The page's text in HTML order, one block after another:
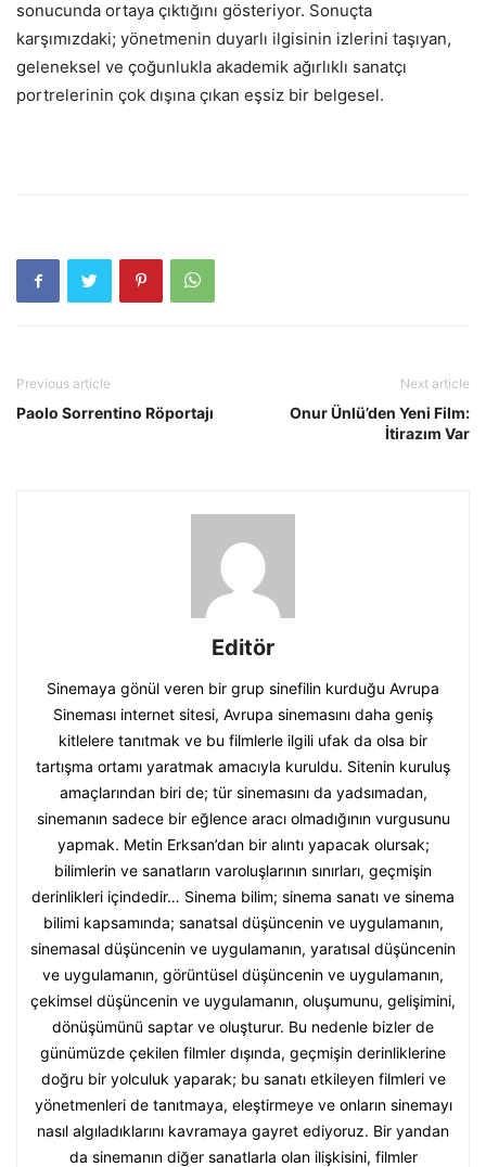
sonucunda ortaya çıktığını gösteriyor. Sonuçta
karşımızdaki; yönetmenin duyarlı ilgisinin izlerini taşıyan,
geleneksel ve çoğunlukla akademik ağırlıklı sanatçı
portrelerinin çok dışına çıkan eşsiz bir belgesel.
Previous article
Paolo Sorrentino Röportajı
Next article
Onur Ünlü’den Yeni Film:
İtirazım Var
Editör
Sinemaya gönül veren bir grup sinefilin kurduğu Avrupa
Sineması internet sitesi, Avrupa sinemasını daha geniş
kitlelere tanıtmak ve bu filmlerle ilgili ufak da olsa bir
tartışma ortamı yaratmak amacıyla kuruldu. Sitenin kuruluş
amaçlarından biri de; tür sinemasını da yadsımadan,
sinemanın sadece bir eğlence aracı olmadığının vurgusunu
yapmak. Metin Erksan’dan bir alıntı yapacak olursak;
bilimlerin ve sanatların varoluşlarının sınırları, geçmişin
derinlikleri içindedir… Sinema bilim; sinema sanatı ve sinema
bilimi kapsamında; sanatsal düşüncenin ve uygulamanın,
sinemasal düşüncenin ve uygulamanın, yaratısal düşüncenin
ve uygulamanın, görüntüsel düşüncenin ve uygulamanın,
çekimsel düşüncenin ve uygulamanın, oluşumunu, gelişimini,
dönüşümünü saptar ve oluşturur. Bu nedenle bizler de
günümüzde çekilen filmler dışında, geçmişin derinliklerine
doğru bir yolculuk yaparak; bu sanatı etkileyen filmleri ve
yönetmenleri de tanıtmaya, eleştirmeye ve onların sinemayı
nasıl algıladıklarını kavramaya gayret ediyoruz. Bir yandan
da sinemanın diğer sanatlarla olan ilişkisini, filmler